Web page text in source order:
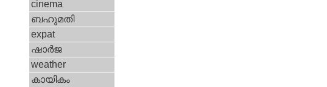
cinema
ബഹുമതി
expat
ഷാര്‍ജ
weather
കായികം